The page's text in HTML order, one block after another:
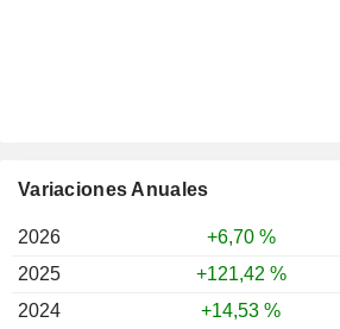
Variaciones Anuales
2026
+6,70 %
2025
+121,42 %
2024
+14,53 %